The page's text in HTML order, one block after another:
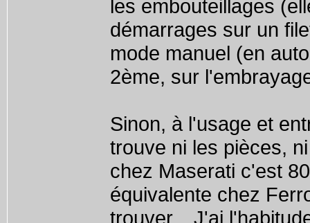
les embouteillages
démarrages sur un
mode manuel (en
2ème, sur
Sinon, à l'usage et
trouve ni les pièces,
chez Maserati c'est
équivalente chez
trouver... J'ai